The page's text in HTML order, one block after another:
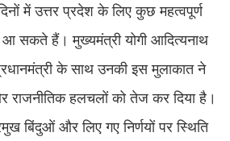
में उत्तर प्रदेश के लिए कुछ महत्वपूर्ण
आ सकते हैं। मुख्यमंत्री योगी आदित्यनाथ
के साथ उनकी इस मुलाकात ने
राजनीतिक हलचलों को तेज कर दिया है।
बिंदुओं और लिए गए निर्णयों पर स्थिति